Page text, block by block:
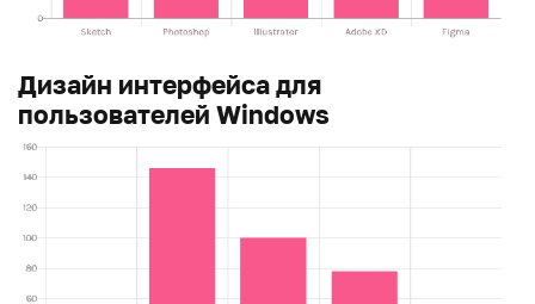
Дизайн интерфейса для
пользователей Windows